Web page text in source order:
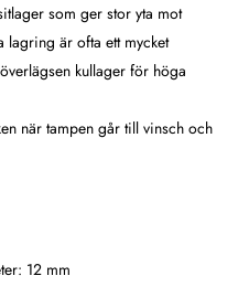
som ger stor yta mot
lagring är ofta ett mycket
kullager för höga
när tampen går till vinsch och
12 mm